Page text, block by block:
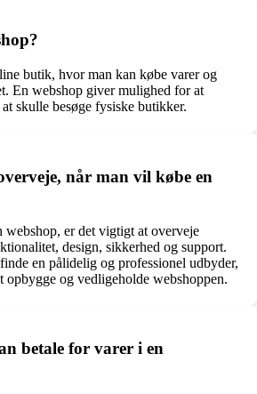
butik, hvor man kan købe varer og
En webshop giver mulighed for at
skulle besøge fysiske butikker.
når man vil købe en
webshop, er det vigtigt at overveje
design, sikkerhed og support.
en pålidelig og professionel udbyder,
opbygge og vedligeholde webshoppen.
betale for varer i en